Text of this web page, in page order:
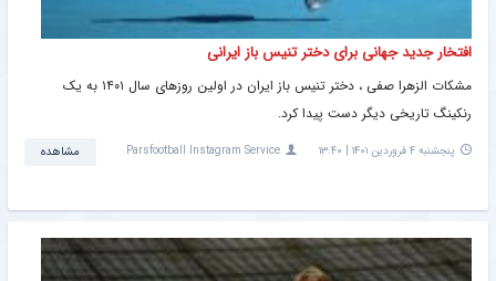
افتخار جدید جهانی برای دختر تنیس باز ایرانی
مشکات الزهرا صفی ، دختر تنیس باز ایران در اولین روزهای سال ۱۴۰۱ به یک
رنکینگ تاریخی دیگر دست پیدا کرد.
پنجشنبه ۴ فروردین ۱۴۰۱ | ۱۳:۴۰ Parsfootball Instagram Service مشاهده